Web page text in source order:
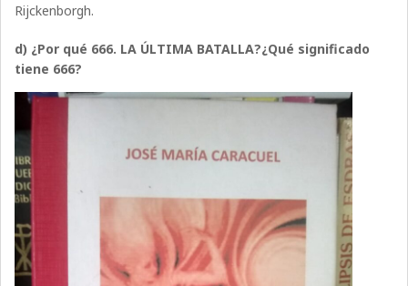
Rijckenborgh.
d) ¿Por qué 666. LA ÚLTIMA BATALLA?¿Qué significado
tiene 666?